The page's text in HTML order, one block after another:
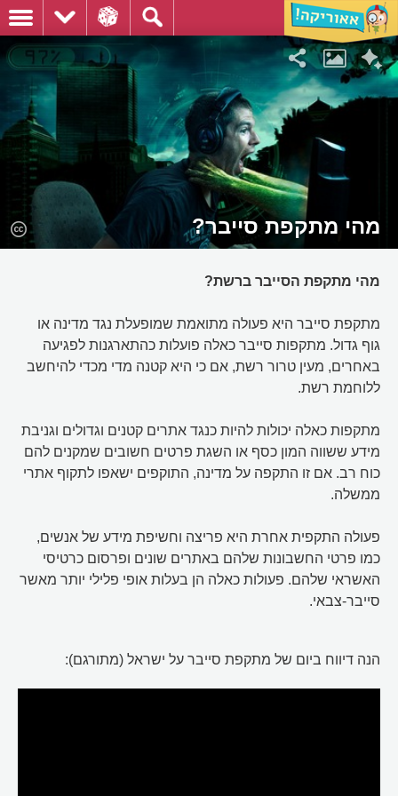
מהי מתקפת סייבר?
מהי מתקפת הסייבר ברשת?
מתקפת סייבר היא פעולה מתואמת שמופעלת נגד מדינה או
גוף גדול. מתקפות סייבר כאלה פועלות כהתארגנות לפגיעה
באחרים, מעין טרור רשת, אם כי היא קטנה מדי מכדי להיחשב
ללוחמת רשת.
מתקפות כאלה יכולות להיות כנגד אתרים קטנים וגדולים וגניבת
מידע ששווה המון כסף או השגת פרטים חשובים שמקנים להם
כוח רב. אם זו התקפה על מדינה, התוקפים ישאפו לתקוף אתרי
ממשלה.
פעולה התקפית אחרת היא פריצה וחשיפת מידע של אנשים,
כמו פרטי החשבונות שלהם באתרים שונים ופרסום כרטיסי
האשראי שלהם. פעולות כאלה הן בעלות אופי פלילי יותר מאשר
סייבר-צבאי.
הנה דיווח ביום של מתקפת סייבר על ישראל (מתורגם):